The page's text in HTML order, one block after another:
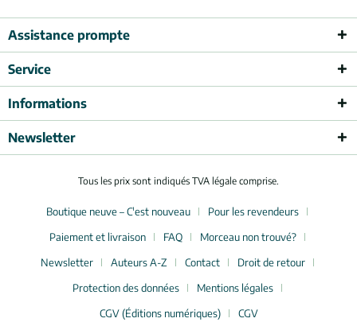
Assistance prompte
Service
Informations
Newsletter
Tous les prix sont indiqués TVA légale comprise.
Boutique neuve – C'est nouveau
Pour les revendeurs
Paiement et livraison
FAQ
Morceau non trouvé?
Newsletter
Auteurs A-Z Contact
Droit de retour
Protection des données
Mentions légales
CGV (Éditions numériques)
CGV